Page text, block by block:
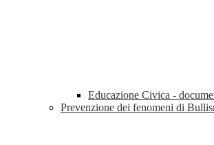
Educazione Civica -
Prevenzione dei fenomeni di